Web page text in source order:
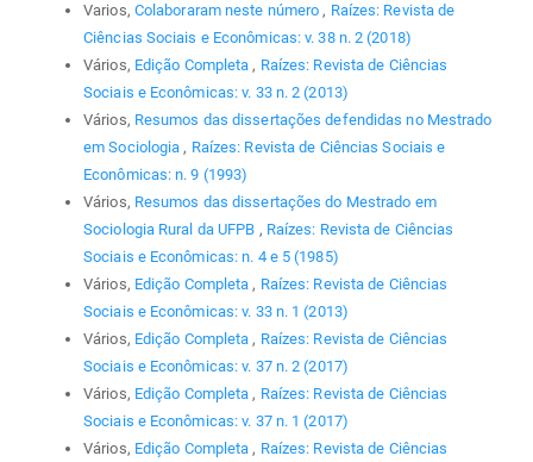
Varios, Colaboraram neste número , Raízes: Revista de
Ciências Sociais e Econômicas: v. 38 n. 2 (2018)
Vários, Edição Completa , Raízes: Revista de Ciências
Sociais e Econômicas: v. 33 n. 2 (2013)
Vários, Resumos das dissertações defendidas no Mestrado
em Sociologia , Raízes: Revista de Ciências Sociais e
Econômicas: n. 9 (1993)
Vários, Resumos das dissertações do Mestrado em
Sociologia Rural da UFPB , Raízes: Revista de Ciências
Sociais e Econômicas: n. 4 e 5 (1985)
Vários, Edição Completa , Raízes: Revista de Ciências
Sociais e Econômicas: v. 33 n. 1 (2013)
Vários, Edição Completa , Raízes: Revista de Ciências
Sociais e Econômicas: v. 37 n. 2 (2017)
Vários, Edição Completa , Raízes: Revista de Ciências
Sociais e Econômicas: v. 37 n. 1 (2017)
Vários, Edição Completa , Raízes: Revista de Ciências